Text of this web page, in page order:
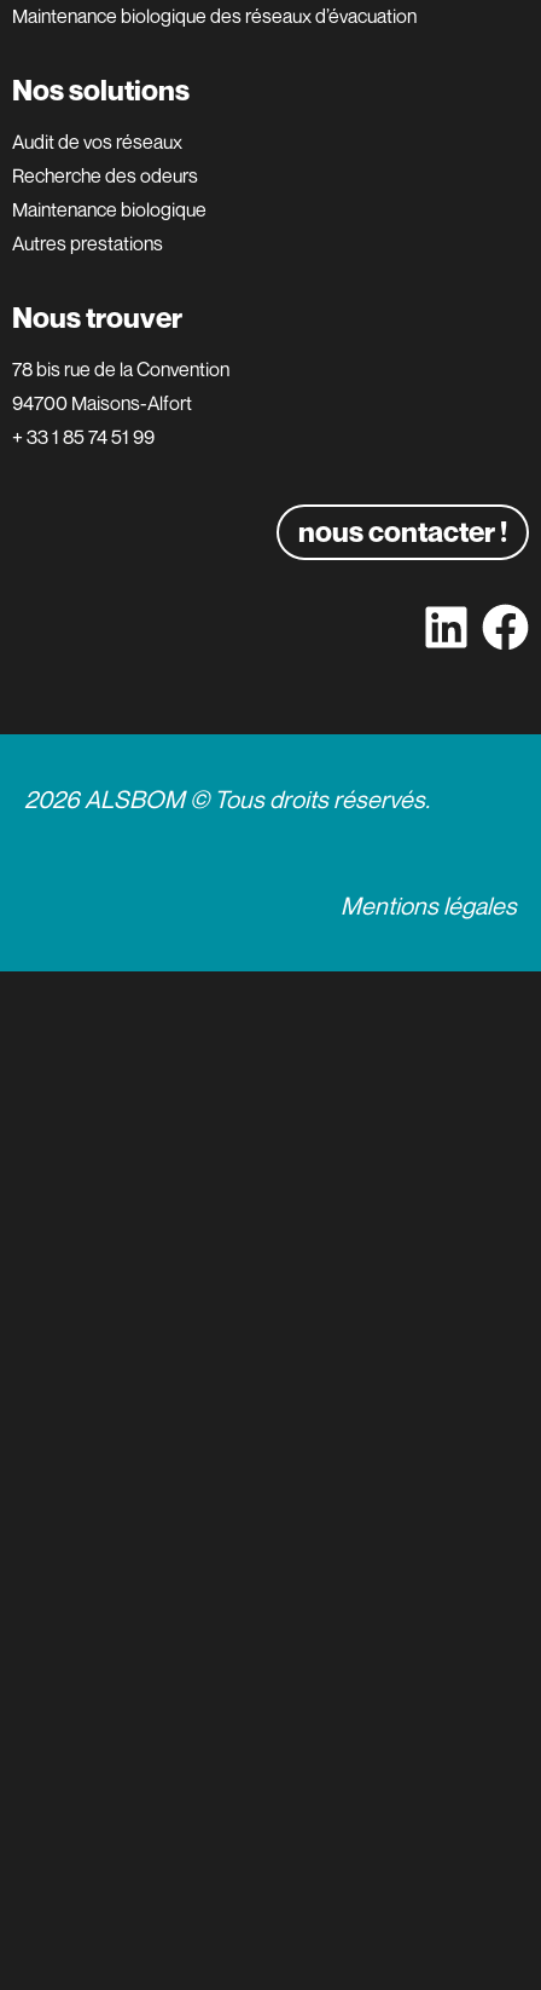
Maintenance biologique des réseaux d’évacuation
Nos solutions
Audit de vos réseaux
Recherche des odeurs
Maintenance biologique
Autres prestations
Nous trouver
78 bis rue de la Convention
94700 Maisons-Alfort
+ 33 1 85 74 51 99
nous contacter !
2026 ALSBOM © Tous droits réservés.
Mentions légales